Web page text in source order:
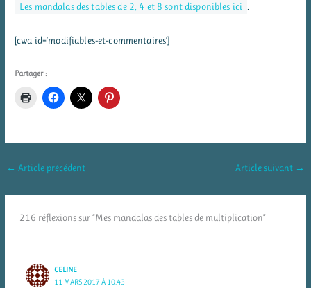
Les mandalas des tables de 2, 4 et 8 sont disponibles ici .
[cwa id=’modifiables-et-commentaires’]
Partager :
← Article précédent Article suivant →
216 réflexions sur “Mes mandalas des tables de multiplication”
CELINE
11 MARS 2017 À 10:43